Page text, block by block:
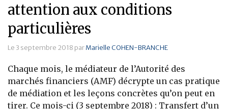
attention aux conditions
particulières
Le 3 septembre 2018 parMarielle COHEN-BRANCHE
Chaque mois, le médiateur de l’Autorité des
marchés financiers (AMF) décrypte un cas pratique
de médiation et les leçons concrètes qu’on peut en
tirer. Ce mois-ci (3 septembre 2018) : Transfert d’un